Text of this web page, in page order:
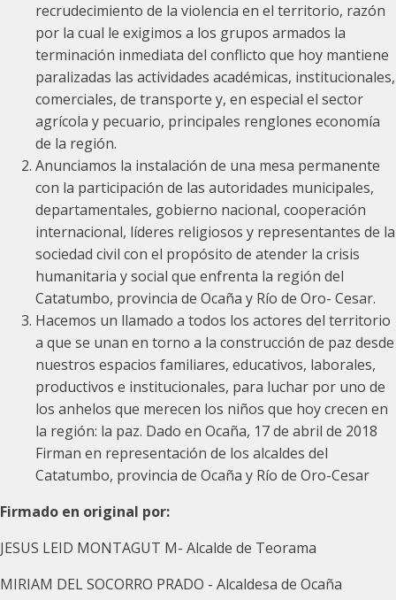
recrudecimiento de la violencia en el territorio, razón
por la cual le exigimos a los grupos armados la
terminación inmediata del conflicto que hoy mantiene
paralizadas las actividades académicas, institucionales,
comerciales, de transporte y, en especial el sector
agrícola y pecuario, principales renglones economía
de la región.
Anunciamos la instalación de una mesa permanente
con la participación de las autoridades municipales,
departamentales, gobierno nacional, cooperación
internacional, líderes religiosos y representantes de la
sociedad civil con el propósito de atender la crisis
humanitaria y social que enfrenta la región del
Catatumbo, provincia de Ocaña y Río de Oro- Cesar.
Hacemos un llamado a todos los actores del territorio
a que se unan en torno a la construcción de paz desde
nuestros espacios familiares, educativos, laborales,
productivos e institucionales, para luchar por uno de
los anhelos que merecen los niños que hoy crecen en
la región: la paz. Dado en Ocaña, 17 de abril de 2018
Firman en representación de los alcaldes del
Catatumbo, provincia de Ocaña y Río de Oro-Cesar
Firmado en original por:
JESUS LEID MONTAGUT M- Alcalde de Teorama
MIRIAM DEL SOCORRO PRADO - Alcaldesa de Ocaña